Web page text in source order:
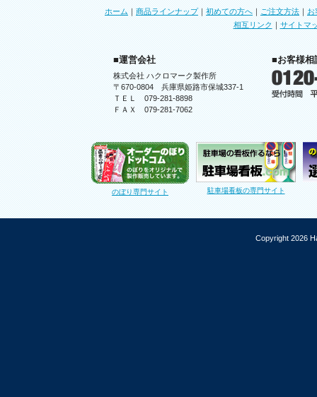
ホーム ｜ 商品ラインナップ｜ 初めての方へ ｜ ご注文方法 ｜ お
相互リンク ｜ サイトマ
■運営会社
株式会社 ハクロマーク製作所
〒670-0804 兵庫県姫路市保城337-1
ＴＥＬ 079-281-8898
ＦＡＸ 079-281-7062
■お客様相
のぼり専門サイト 駐車場看板の専門サイト
Copyright 2026